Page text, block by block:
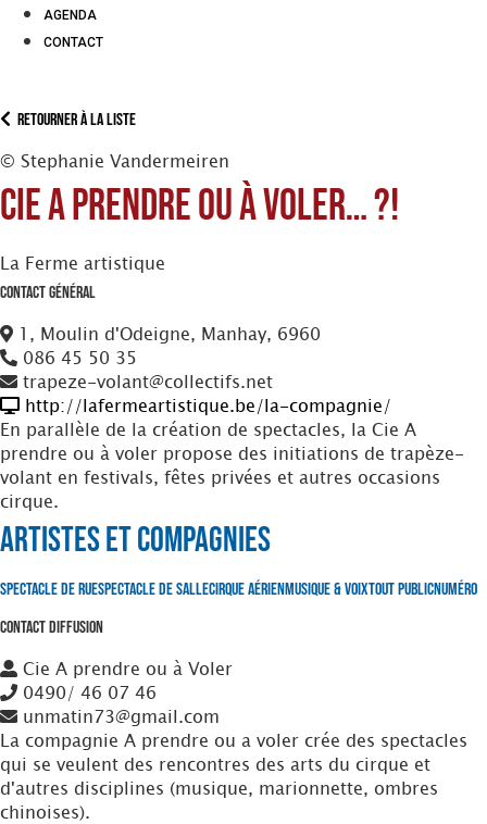
AGENDA
CONTACT
Retourner à la liste
© Stephanie Vandermeiren
Cie A prendre ou à voler… ?!
La Ferme artistique
Contact Général
1, Moulin d'Odeigne, Manhay, 6960
086 45 50 35
trapeze-volant@collectifs.net
http://lafermeartistique.be/la-compagnie/
En parallèle de la création de spectacles, la Cie A
prendre ou à voler propose des initiations de trapèze-
volant en festivals, fêtes privées et autres occasions
cirque.
Artistes et Compagnies
Spectacle de RueSpectacle de SalleCirque AérienMusique & VoixTout PublicNuméro
Contact Diffusion
Cie A prendre ou à Voler
0490/ 46 07 46
unmatin73@gmail.com
La compagnie A prendre ou a voler crée des spectacles
qui se veulent des rencontres des arts du cirque et
d'autres disciplines (musique, marionnette, ombres
chinoises).